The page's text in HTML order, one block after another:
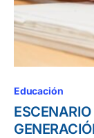
Educación